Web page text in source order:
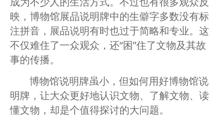
映，博物馆展品说明牌中的生僻字多数没有标
注拼音，展品说明有时也过于简略和专业。这
不仅难住了一众观众，还“困”住了文物及其故
事的传播。
博物馆说明牌虽小，但如何用好博物馆说
明牌，让大众更好地认识文物、了解文物、读
懂文物，却是个值得探讨的大问题。